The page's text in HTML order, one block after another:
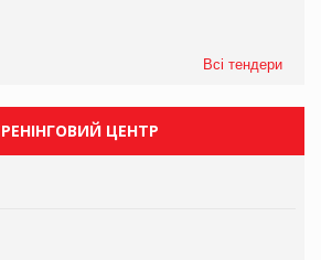
Всі тендери
ЦЕНТР